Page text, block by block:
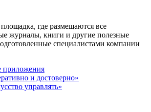
где размещаются все
журналы, книги и другие полезные
специалистами компании
приложения
и достоверно»
управлять»